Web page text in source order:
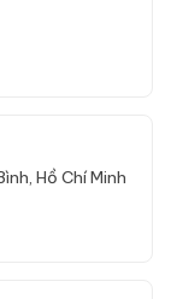
mã (kép)
Hồ Chí Minh